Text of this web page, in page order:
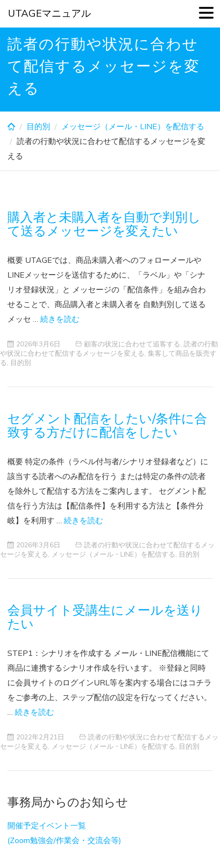
Skip
content
読者の行動や状況に合わせ
て配信するメッセージを変
える
目的別
メッセージ（メール・LINE）を配信する
読者の行動や状況に合わせて配信するメッセージを変
える
購入者と未購入者を自動で判別し
て送るメッセージを変えたい
概要 UTAGEでは、商品未購入者へのフォローメールや
LINEメッセージを送信するために、「ラベル」や「シナ
リオ登録状況」と メッセージの「配信条件」を組み合わ
せることで、商品購入者と未購入者を 自動判別して送る
メッセ … 続きを読む
2026年3月6日 顧客の状況に合わせて追客する 読者の行動
や状況に合わせて配信するメッセージを変える 集客して商品を販売す
る
目的別
セグメント配信をしたい/条件に合
致する方だけに配信をしたい
概要 特定の条件（ラベル付与者/シナリオ登録者など）に
該当する読者へのみ配信を行う または特定の条件の読者
を除外して配信する方法をご案内します。 セグメント配
信を行う方法は【配信条件】を利用する方法と【条件分
岐】を利用す … 続きを読む
2026年3月6日
読者の行動や状況に合わせて配信するメッ
セージを変える
メッセージ（メール・LINE）を配信する 目的別
会員サイト受講生にメールを送り
たい
STEP1：シナリオを作成する メール・LINE配信機能にて
商品に連携するシナリオ作成を行います。 ※登録と同時
に会員サイトのログインURL等を案内する場合にはコチラ
をご参考の上、ステップ配信の設定を行なってください。
… 続きを読む
2022年2月21日
読者の行動や状況に合わせて配信するメッ
セージを変える
メッセージ（メール・LINE）を配信する 目的別
事務局からのお知らせ
開催予定イベント一覧
(Zoom勉強会/作業会・交流会等)
UTAGEマニュアル